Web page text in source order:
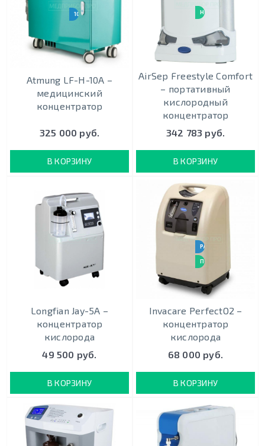
10 Л/МИН
Atmung LF-H-10A –
медицинский
концентратор
325 000 руб.
В КОРЗИНУ
НОВИНКА
AirSep Freestyle Comfort
– портативный
кислородный
концентратор
342 783 руб.
В КОРЗИНУ
Longfian Jay-5A –
концентратор
кислорода
49 500 руб.
В КОРЗИНУ
РАБОТАЕТ 24 / 7
ПОДХОДИТ ДЛЯ ИВЛ
Invacare PerfectO2 –
концентратор
кислорода
68 000 руб.
В КОРЗИНУ